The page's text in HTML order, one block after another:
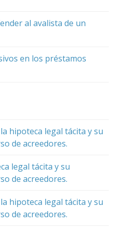
al avalista de un
en los préstamos
hipoteca legal tácita y su
de acreedores.
legal tácita y su
de acreedores.
hipoteca legal tácita y su
de acreedores.